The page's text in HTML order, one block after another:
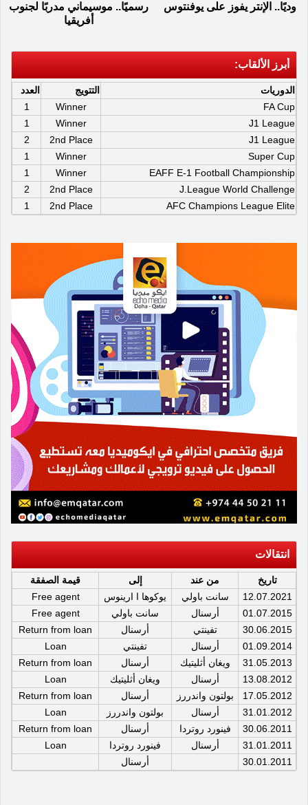
وديًا.. الإنتر يفوز على يوفنتوس
رسميًا.. موسيماني مدربًا لجنوب
أفريقيا
أبرز الألقاب:
الدوريات التتويج
العدد
FA Cup
Winner
1
J1 League
Winner
1
J1 League
2nd Place
2
Super Cup
Winner
1
EAFF E-1 Football Championship
Winner
1
J.League World Challenge
2nd Place
2
AFC Champions League Elite
2nd Place
1
انتقالات
تاريخ من عند إلى
قيمة الصفقة
12.07.2021
سانت باولي يوكوها ا ارينوس
Free agent
01.07.2015
أرسنال سانت باولي
Free agent
30.06.2015
تفينتي أرسنال
Return from loan
01.09.2014
أرسنال تفينتي
Loan
31.05.2013
ويغان أثليتيك أرسنال
Return from loan
13.08.2012
أرسنال ويغان أثليتيك
Loan
17.05.2012
بولتون واندررز أرسنال
Return from loan
31.01.2012
أرسنال بولتون واندررز
Loan
30.06.2011
فينورد روتردا أرسنال
Return from loan
31.01.2011
أرسنال فينورد روتردا
Loan
30.01.2011
أرسنال